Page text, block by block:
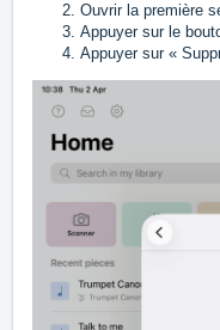
Ouvrir la première
Appuyer sur le
Appuyer sur «